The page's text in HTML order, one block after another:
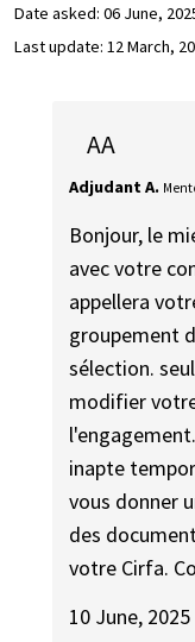
Date asked: 06 June,
Last update: 12 March,
AA
Adjudant A.
Bonjour, le
avec votre
appellera
groupement
sélection.
modifier
inapte
vous donner
des
votre Cirfa.
10 June, 2025